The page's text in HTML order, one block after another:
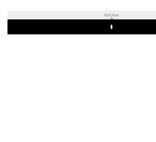
REKLAMA
Play